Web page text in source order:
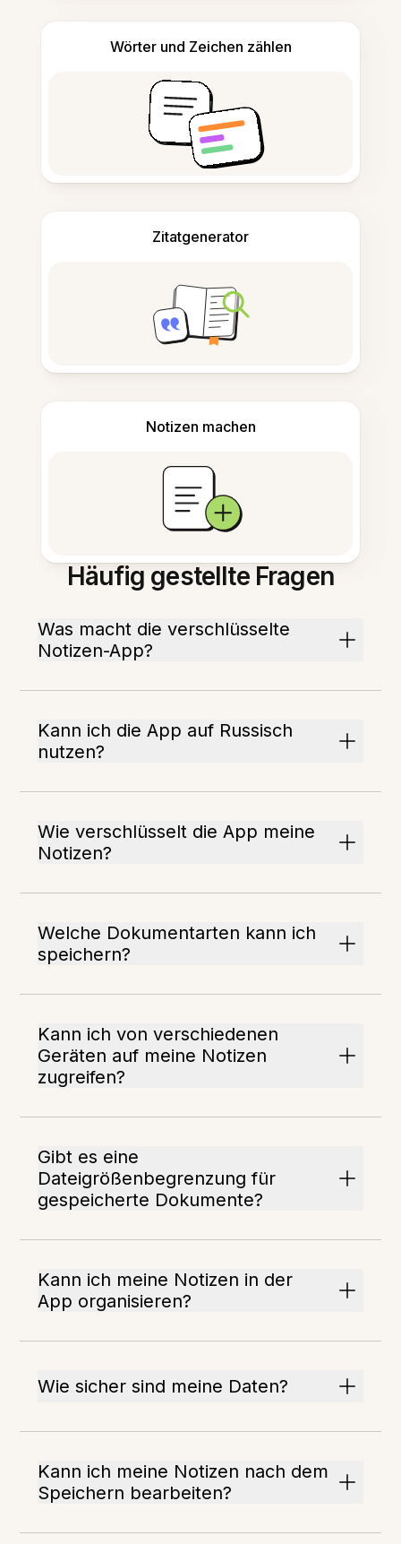
Wörter und Zeichen zählen
Zitatgenerator
Notizen machen
Häufig gestellte Fragen
Was macht die verschlüsselte
Notizen-App?
Kann ich die App auf Russisch
nutzen?
Wie verschlüsselt die App meine
Notizen?
Welche Dokumentarten kann ich
speichern?
Kann ich von verschiedenen
Geräten auf meine Notizen
zugreifen?
Gibt es eine
Dateigrößenbegrenzung für
gespeicherte Dokumente?
Kann ich meine Notizen in der
App organisieren?
Wie sicher sind meine Daten?
Kann ich meine Notizen nach dem
Speichern bearbeiten?